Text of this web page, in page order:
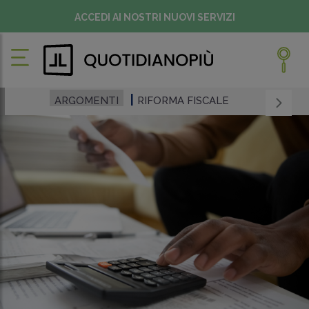
ACCEDI AI NOSTRI NUOVI SERVIZI
ARGOMENTI RIFORMA FISCALE